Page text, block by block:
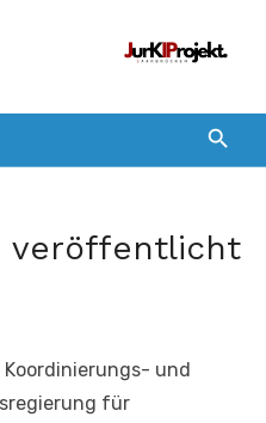
veröffentlicht
Koordinierungs- und
für